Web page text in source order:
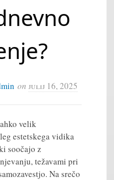
on julij 16, 2025
velik
estetskega vidika
soočajo z
težavami pri
Na srečo